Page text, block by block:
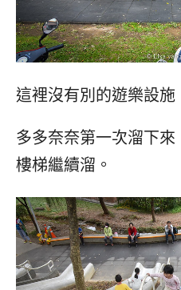
這裡沒有別的遊樂設施
多多奈奈第一次溜下
樓梯繼續溜。